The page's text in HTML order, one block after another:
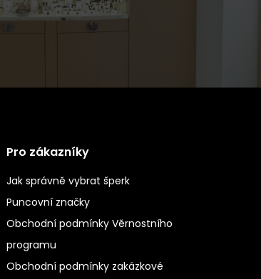
Pro zákazníky
Jak správně vybrat šperk
Puncovní značky
Obchodní podmínky Věrnostního
programu
Obchodní podmínky zakázkové